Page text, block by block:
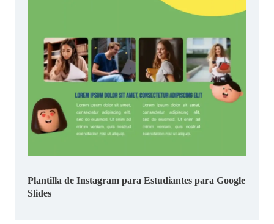
Plantilla de Instagram para Estudiantes para Google
Slides